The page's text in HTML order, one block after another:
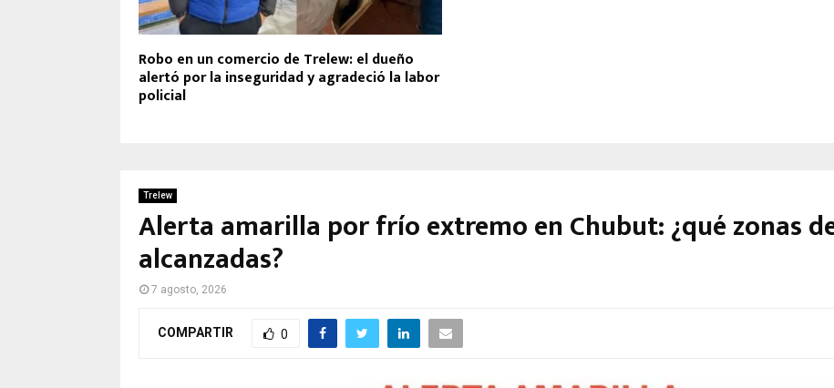
Robo en un comercio de Trelew: el dueño
alertó por la inseguridad y agradeció la labor
policial
Trelew
Alerta amarilla por frío extremo en Chubut: ¿qué zonas
alcanzadas?
7 agosto, 2026
COMPARTIR 0